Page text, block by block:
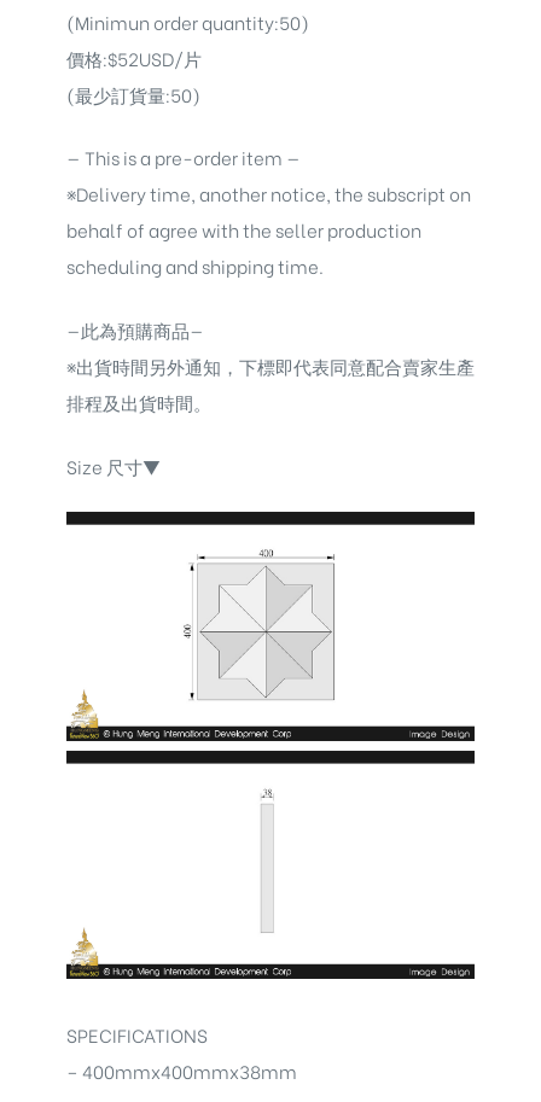
(Minimun order quantity:50)
價格:$52USD/片
(最少訂貨量:50)
— This is a pre-order item —
※Delivery time, another notice, the subscript on
behalf of agree with the seller production
scheduling and shipping time.
—此為預購商品—
※出貨時間另外通知，下標即代表同意配合賣家生產
排程及出貨時間。
Size 尺寸▼
SPECIFICATIONS
– 400mmx400mmx38mm